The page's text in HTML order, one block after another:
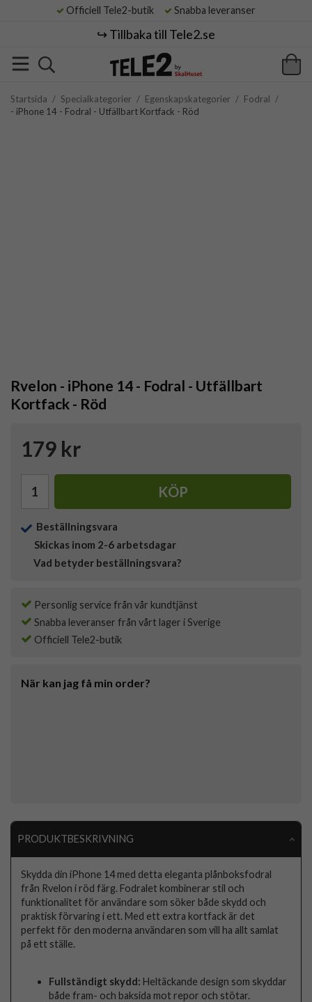
Officiell Tele2-butik Snabba leveranser
↪️ Tillbaka till Tele2.se
Startsida / Specialkategorier / Egenskapskategorier / Fodral /
- iPhone 14 - Fodral - Utfällbart Kortfack - Röd
Rvelon - iPhone 14 - Fodral - Utfällbart
Kortfack - Röd
179 kr
KÖP
Beställningsvara
Skickas inom 2-6 arbetsdagar
Vad betyder beställningsvara?
Personlig service från vår kundtjänst
Snabba leveranser från vårt lager i Sverige
Officiell Tele2-butik
När kan jag få min order?
PRODUKTBESKRIVNING
Skydda din iPhone 14 med detta eleganta plånboksfodral
från Rvelon i röd färg. Fodralet kombinerar stil och
funktionalitet för användare som söker både skydd och
praktisk förvaring i ett. Med ett extra kortfack är det
perfekt för den moderna användaren som vill ha allt samlat
på ett ställe.
Fullständigt skydd: Heltäckande design som skyddar
både fram- och baksida mot repor och stötar.